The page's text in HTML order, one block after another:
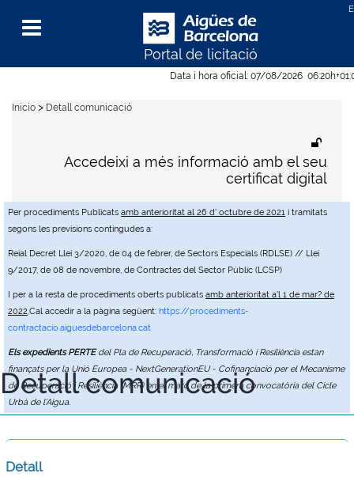
Data i hora oficial: 07/08/2026 06:20h
Per procediments Publicats amb anterioritat al 26 d' octubre de 2021 i tramitats
segons les previsions contingudes a:
Reial Decret Llei 3/2020, de 04 de febrer, de Sectors Especials (RDLSE) // Llei
9/2017, de 08 de novembre, de Contractes del Sector Públic (LCSP)
I per a la resta de procediments oberts publicats amb anterioritat a'l 1 de mar? de
2022,Cal accedir a la pàgina següent: https://procediments-
contractacio.aiguesdebarcelona.cat
Els expedients PERTEdel Pla de Recuperació, Transformació i Resiliència estan
finançats per la Unió Europea - NextGenerationEU - Cofinanciació per el Mecanisme
de Recuperació i Resiliència (MRR) en el marc de la primera convocatòria del Cicle
Urbà de l'Aigua.
Portal de licitació
Menu
Accedeixi a més informació amb el seu
certificat digital
Inicio > Detall comunicació
Detall comunicació
Detall